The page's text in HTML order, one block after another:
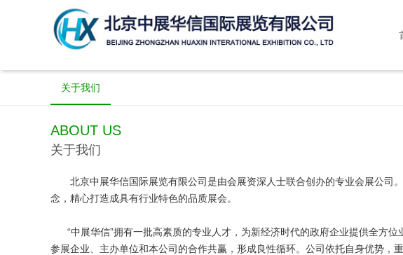
关于我们
ABOUT US
关于我们
北京中展华信国际展览有限公司是由会展资深人士联合创办的专业会展公司
念，精心打造成具有行业特色的品质展会。
“中展华信”拥有一批高素质的专业人才，为新经济时代的政府企业提供全方位
参展企业、主办单位和本公司的合作共赢，形成良性循环。公司依托自身优势